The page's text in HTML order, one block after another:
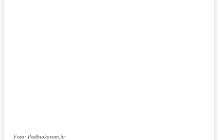
Foto: Podbiokovom.hr